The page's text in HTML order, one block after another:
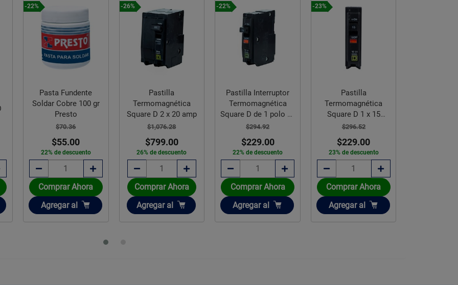
-26%
Pastilla
Termomagnética
Square D 2 x 20 amp
$1,076.28
$799.00
26% de descuento
Comprar Ahora
Añadir
Agregar al
-22%
Pastilla Interruptor
Termomagnética
Square D de 1 polo 20
A
$294.92
$229.00
22% de descuento
Comprar Ahora
Añadir
Agregar al
-23%
Pastilla
Termomagnética
Square D 1 x 15
ampers
$296.52
$229.00
23% de descuento
Comprar Ahora
Añadir
Agregar al
-26%
Pastilla
Termomagnética
Square D 2 x 30 amp
$1,076.28
$799.00
26% de descuento
Comprar Ahora
Añadir
Agregar al